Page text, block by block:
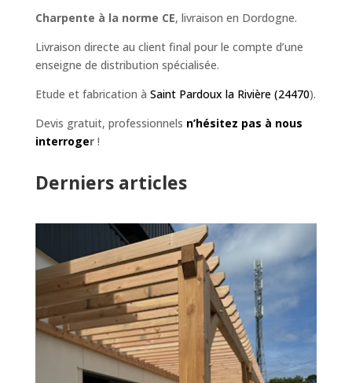
Charpente à la norme CE, livraison en Dordogne.
Livraison directe au client final pour le compte d’une
enseigne de distribution spécialisée.
Etude et fabrication à Saint Pardoux la Rivière (24470).
Devis gratuit, professionnels n’hésitez pas à nous
interroger !
Derniers articles